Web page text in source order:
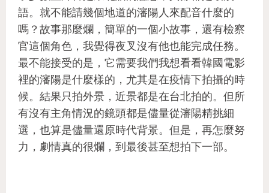
語。就不能請幾個地道的瀋陽人來配音什麼的
嗎？故事那麼爛，簡單的一個小故事，還有檢察
官這個角色，我覺得夜叉沒有他也能完成任務。
最不能接受的是，它需要我們我想看看韓國電影
裡的瀋陽是什麼樣的，尤其是在疫情下拍攝的時
候。結果只拍外景，近景都是在台北拍的。但所
有沒有主角情況的鏡頭都是儘量從瀋陽精挑細
選，也算是儘量還原時代背景。但是，再怎麼努
力，劇情真的很爛，到最後甚至想拍下一部。